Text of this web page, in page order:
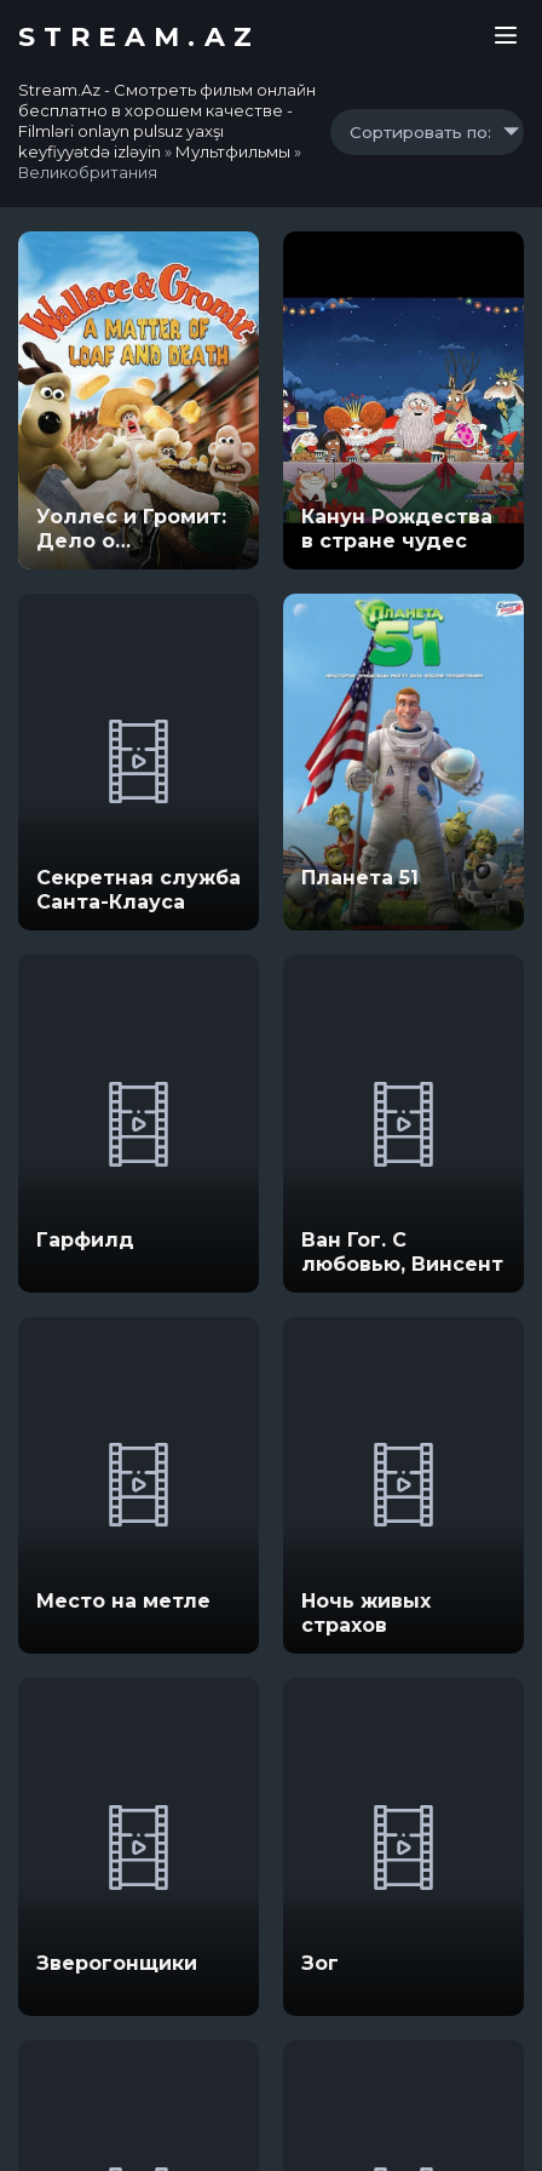
STREAM.AZ
Stream.Az - Смотреть фильм онлайн
бесплатно в хорошем качестве -
Filmləri onlayn pulsuz yaxşı
keyfiyyətdə izləyin » Мультфильмы »
Великобритания
Сортировать по:
Уоллес и Громит:
Дело о
смертельной
Канун Рождества
в стране чудес
Секретная служба
Санта-Клауса
Планета 51
Гарфилд
Ван Гог. С
любовью, Винсент
Место на метле
Ночь живых
страхов
Зверогонщики Зог